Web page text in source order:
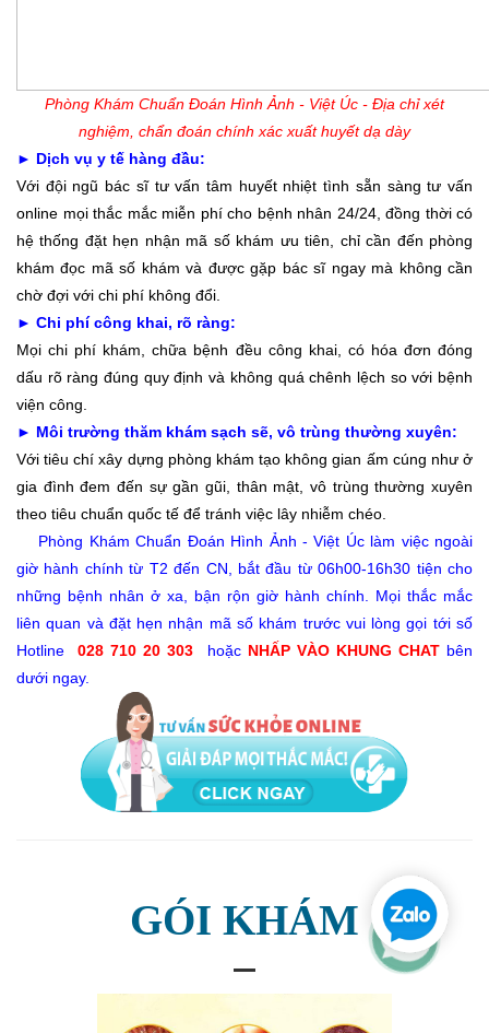
Phòng Khám Chuẩn Đoán Hình Ảnh - Việt Úc - Địa chỉ xét
nghiệm, chẩn đoán chính xác xuất huyết dạ dày
► Dịch vụ y tế hàng đầu:
Với đội ngũ bác sĩ tư vấn tâm huyết nhiệt tình sẵn sàng tư vấn
online mọi thắc mắc miễn phí cho bệnh nhân 24/24, đồng thời có
hệ thống đặt hẹn nhận mã số khám ưu tiên, chỉ cần đến phòng
khám đọc mã số khám và được gặp bác sĩ ngay mà không cần
chờ đợi với chi phí không đổi.
► Chi phí công khai, rõ ràng:
Mọi chi phí khám, chữa bệnh đều công khai, có hóa đơn đóng
dấu rõ ràng đúng quy định và không quá chênh lệch so với bệnh
viện công.
► Môi trường thăm khám sạch sẽ, vô trùng thường xuyên:
Với tiêu chí xây dựng phòng khám tạo không gian ấm cúng như ở
gia đình đem đến sự gần gũi, thân mật, vô trùng thường xuyên
theo tiêu chuẩn quốc tế để tránh việc lây nhiễm chéo.
Phòng Khám Chuẩn Đoán Hình Ảnh - Việt Úc làm việc ngoài
giờ hành chính từ T2 đến CN, bắt đầu từ 06h00-16h30 tiện cho
những bệnh nhân ở xa, bận rộn giờ hành chính. Mọi thắc mắc
liên quan và đặt hẹn nhận mã số khám trước vui lòng gọi tới số
Hotline
028 710 20 303 hoặc NHẤP VÀO KHUNG CHATbên
dưới ngay.
GÓI KHÁM